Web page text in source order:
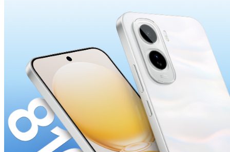
Indonesia | Pilih negara/wilayah